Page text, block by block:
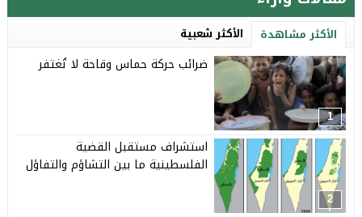
الأكثر مشاهدة الأكثر شعبية
1
ضرائب حركة حماس وقاحة لا تُغتفر
2
استشراف مستقبل القضية
الفلسطينية ما بين التشاؤم والتفاؤل